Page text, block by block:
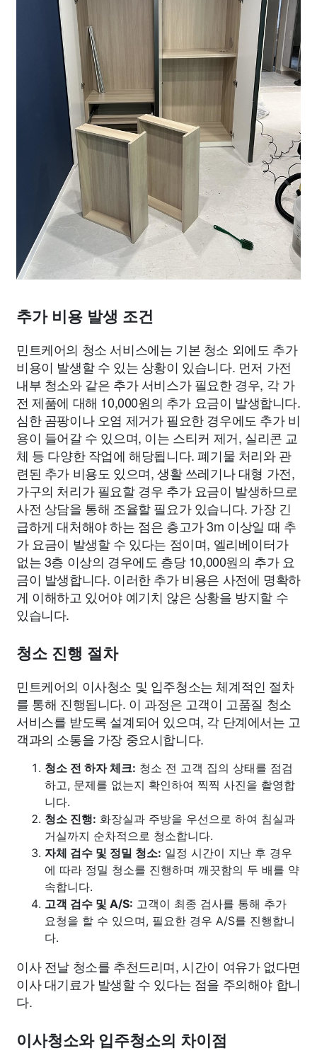
추가 비용 발생 조건
민트케어의 청소 서비스에는 기본 청소 외에도 추가
비용이 발생할 수 있는 상황이 있습니다. 먼저 가전
내부 청소와 같은 추가 서비스가 필요한 경우, 각 가
전 제품에 대해 10,000원의 추가 요금이 발생합니다.
심한 곰팡이나 오염 제거가 필요한 경우에도 추가 비
용이 들어갈 수 있으며, 이는 스티커 제거, 실리콘 교
체 등 다양한 작업에 해당됩니다. 폐기물 처리와 관
련된 추가 비용도 있으며, 생활 쓰레기나 대형 가전,
가구의 처리가 필요할 경우 추가 요금이 발생하므로
사전 상담을 통해 조율할 필요가 있습니다. 가장 긴
급하게 대처해야 하는 점은 층고가 3m 이상일 때 추
가 요금이 발생할 수 있다는 점이며, 엘리베이터가
없는 3층 이상의 경우에도 층당 10,000원의 추가 요
금이 발생합니다. 이러한 추가 비용은 사전에 명확하
게 이해하고 있어야 예기치 않은 상황을 방지할 수
있습니다.
청소 진행 절차
민트케어의 이사청소 및 입주청소는 체계적인 절차
를 통해 진행됩니다. 이 과정은 고객이 고품질 청소
서비스를 받도록 설계되어 있으며, 각 단계에서는 고
객과의 소통을 가장 중요시합니다.
청소 전 하자 체크: 청소 전 고객 집의 상태를 점검
하고, 문제를 없는지 확인하여 찍찍 사진을 촬영합
니다.
청소 진행: 화장실과 주방을 우선으로 하여 침실과
거실까지 순차적으로 청소합니다.
자체 검수 및 정밀 청소: 일정 시간이 지난 후 경우
에 따라 정밀 청소를 진행하며 깨끗함의 두 배를 약
속합니다.
고객 검수 및 A/S: 고객이 최종 검사를 통해 추가
요청을 할 수 있으며, 필요한 경우 A/S를 진행합니
다.
이사 전날 청소를 추천드리며, 시간이 여유가 없다면
이사 대기료가 발생할 수 있다는 점을 주의해야 합니
다.
이사청소와 입주청소의 차이점